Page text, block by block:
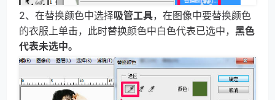
2、在替换颜色中选择吸管工具，在图像中要替换颜色
的衣服上单击，此时替换颜色中白色代表已选中， 黑色
代表未选中。